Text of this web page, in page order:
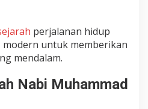
perjalanan hidup
modern untuk memberikan
mendalam.
Nabi Muhammad